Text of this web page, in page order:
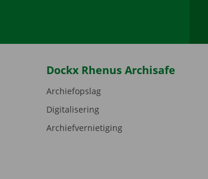
Dockx Rhenus Archisafe
Archiefopslag
Digitalisering
Archiefvernietiging